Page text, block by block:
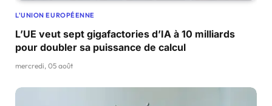
L'UNION EUROPÉENNE
L’UE veut sept gigafactories d’IA à 10 milliards
pour doubler sa puissance de calcul
mercredi, 05 août